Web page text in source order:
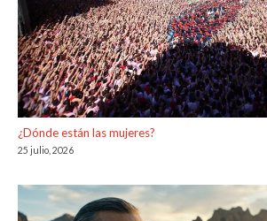
¿Dónde están las mujeres?
25 julio, 2026